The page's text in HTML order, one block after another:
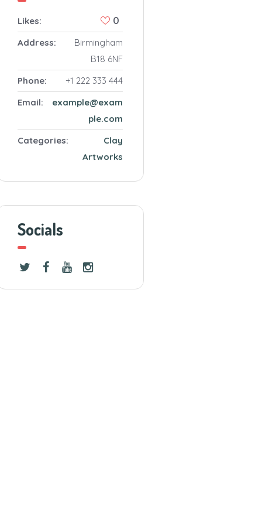
Likes: 0
Address:
Birmingham
B18 6NF
Phone:
+1 222 333 444
Email:
example@exam
ple.com
Categories:
Clay
Artworks
Socials